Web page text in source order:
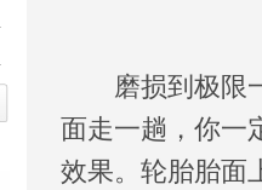
磨损到极限一
面走一趟，你一
效果。轮胎胎面